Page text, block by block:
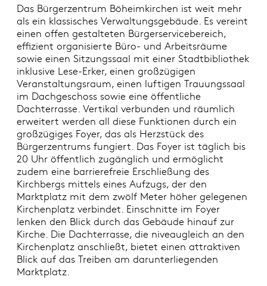
Das Bürgerzentrum Böheimkirchen ist weit mehr
als ein klassisches Verwaltungsgebäude. Es vereint
einen offen gestalteten Bürgerservicebereich,
effizient organisierte Büro- und Arbeitsräume
sowie einen Sitzungssaal mit einer Stadtbibliothek
inklusive Lese-Erker, einen großzügigen
Veranstaltungsraum, einen luftigen Trauungssaal
im Dachgeschoss sowie eine öffentliche
Dachterrasse. Vertikal verbunden und räumlich
erweitert werden all diese Funktionen durch ein
großzügiges Foyer, das als Herzstück des
Bürgerzentrums fungiert. Das Foyer ist täglich bis
20 Uhr öffentlich zugänglich und ermöglicht
zudem eine barrierefreie Erschließung des
Kirchbergs mittels eines Aufzugs, der den
Marktplatz mit dem zwölf Meter höher gelegenen
Kirchenplatz verbindet. Einschnitte im Foyer
lenken den Blick durch das Gebäude hinauf zur
Kirche. Die Dachterrasse, die niveaugleich an den
Kirchenplatz anschließt, bietet einen attraktiven
Blick auf das Treiben am darunterliegenden
Marktplatz.